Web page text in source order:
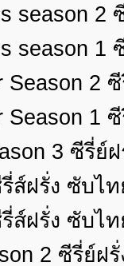
season
season 1
Season 2
Season 1
3 ซีรี่ย์
ส์ฝรั่ง ซับไ
ส์ฝรั่ง ซับไ
2 ซีรี่ย์ฝ